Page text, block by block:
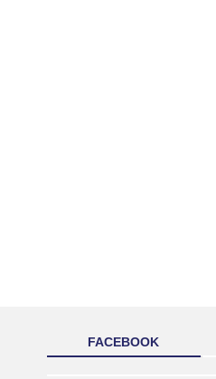
FACEBOOK